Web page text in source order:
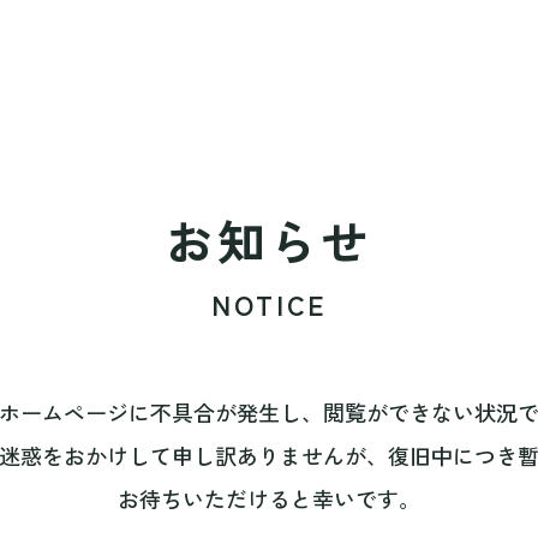
お知らせ
NOTICE
ームページに不具合が発生し、閲覧ができない状況で
惑をおかけして申し訳ありませんが、復旧中につき
お待ちいただけると幸いです。